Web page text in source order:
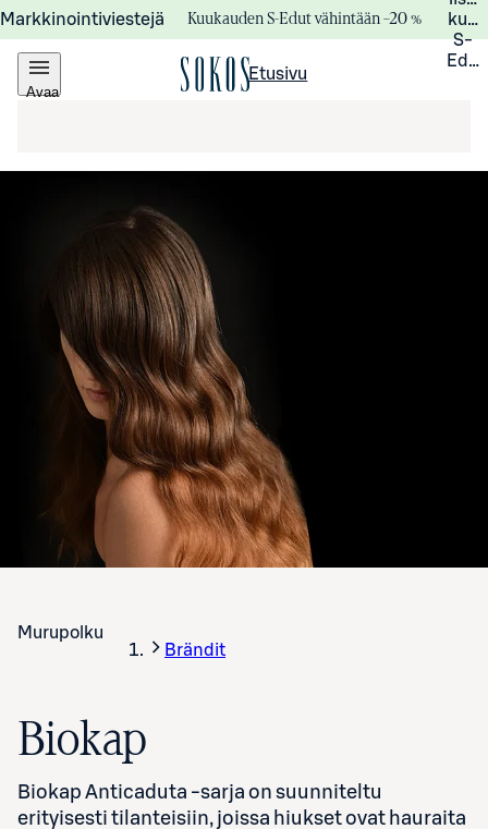
Markkinointiviestejä Kuukauden S-Edut vähintään –20 %
S-
Avaa
Etusivu
Murupolku
Brändit
Biokap
Biokap Anticaduta -sarja on suunniteltu
erityisesti tilanteisiin, joissa hiukset ovat hauraita